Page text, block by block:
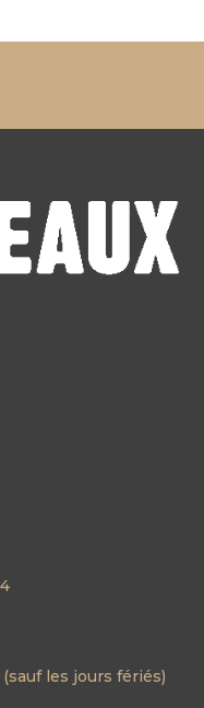
les jours fériés)